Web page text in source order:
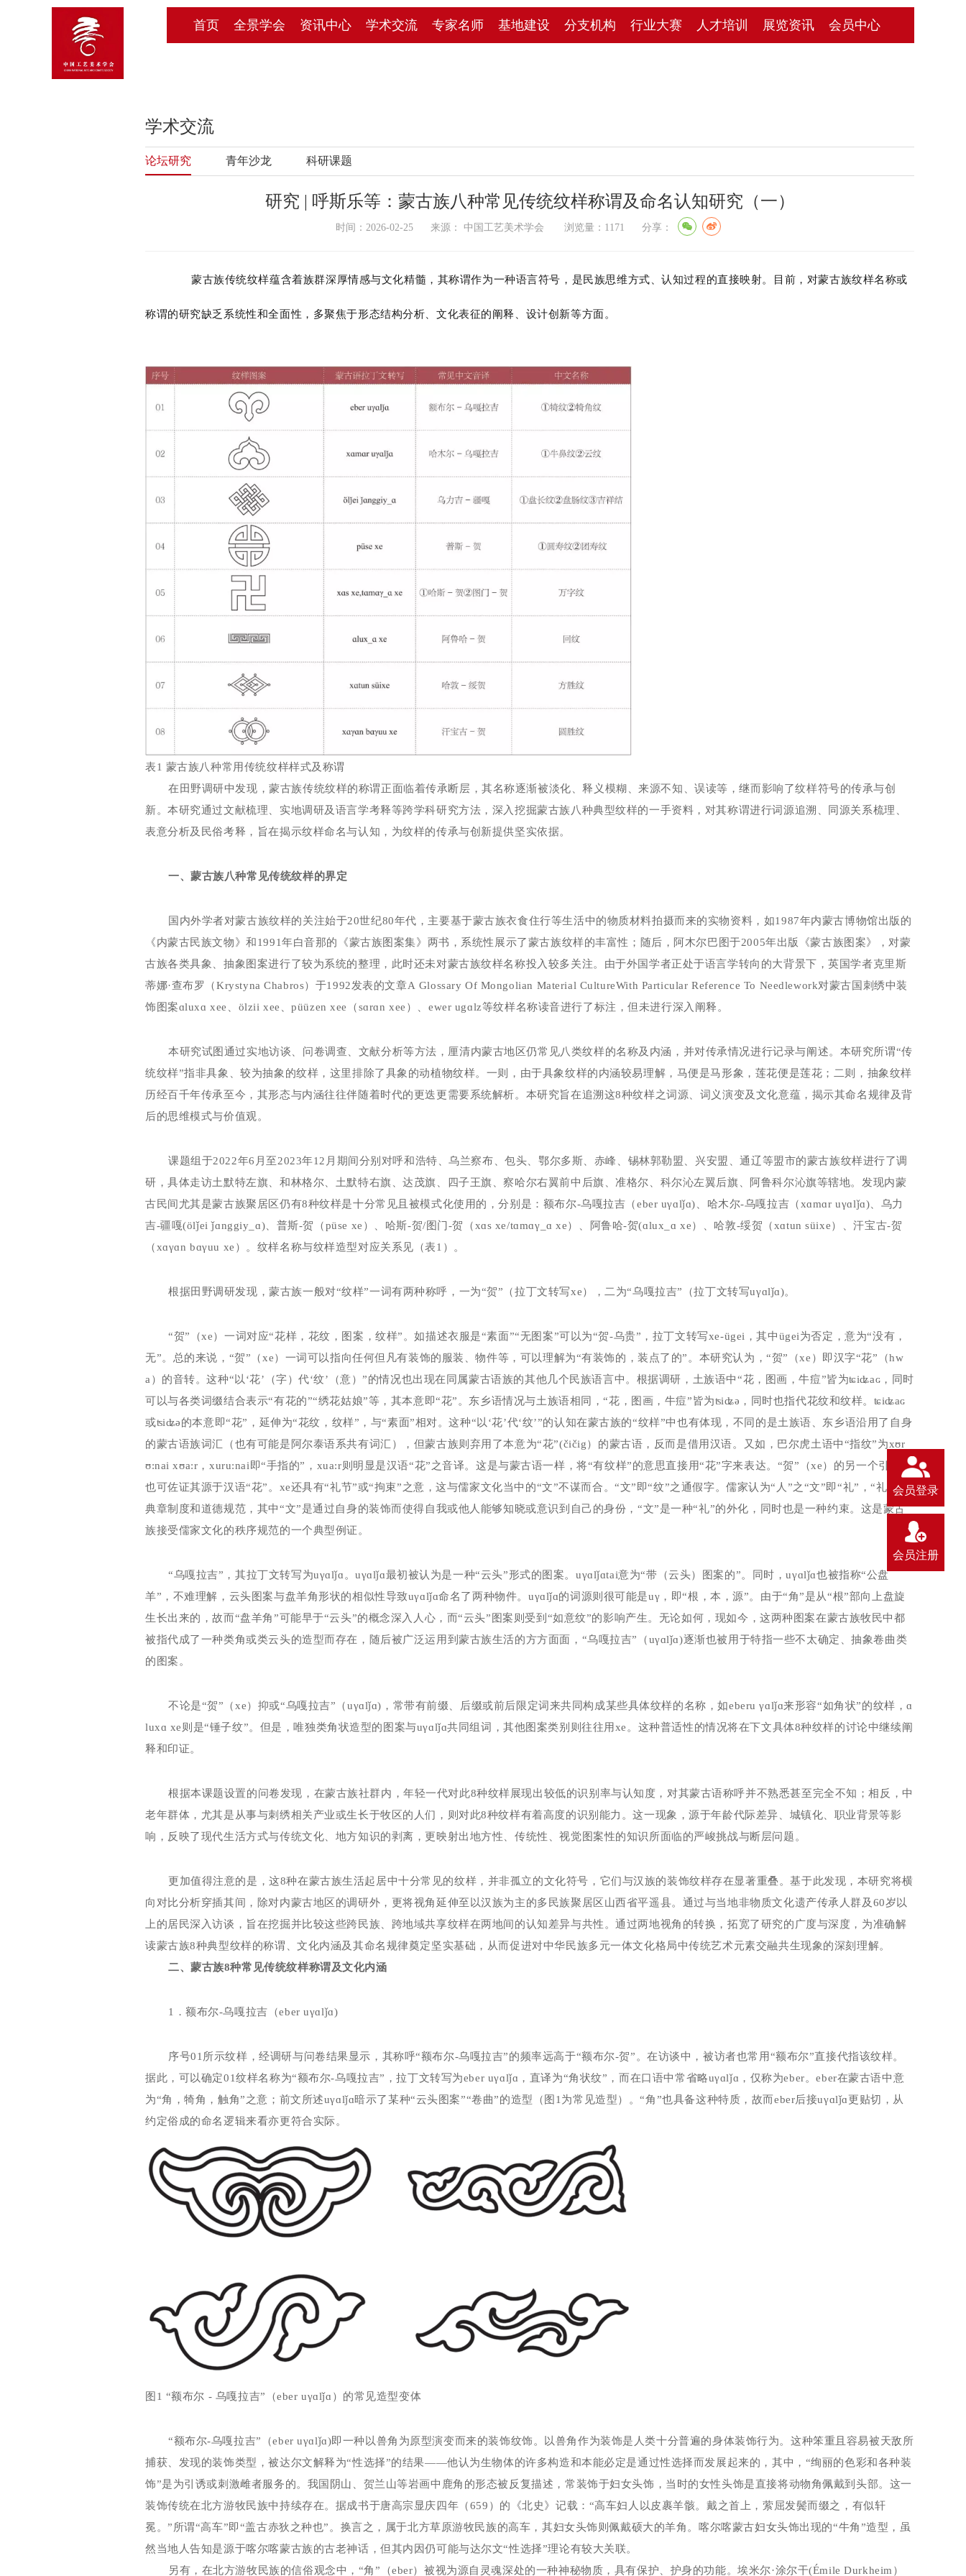
首页 全景学会 资讯中心 学术交流 专家名师 基地建设 分支机构 行业大赛 人才培训 展览资讯 会员中心
学术交流
论坛研究 青年沙龙 科研课题
研究 | 呼斯乐等：蒙古族八种常见传统纹样称谓及命名认知研究（一）
时间：2026-02-25 来源： 中国工艺美术学会 浏览量： 1171 分享：
蒙古族传统纹样蕴含着族群深厚情感与文化精髓，其称谓作为一种语言符号，是民族思维方式、认知过程的直接映射。目前，对蒙古族纹样名称或
称谓的研究缺乏系统性和全面性，多聚焦于形态结构分析、文化表征的阐释、设计创新等方面。
表1 蒙古族八种常用传统纹样样式及称谓
在田野调研中发现，蒙古族传统纹样的称谓正面临着传承断层，其名称逐渐被淡化、释义模糊、来源不知、误读等，继而影响了纹样符号的传承与创
新。本研究通过文献梳理、实地调研及语言学考释等跨学科研究方法，深入挖掘蒙古族八种典型纹样的一手资料，对其称谓进行词源追溯、同源关系梳理、
表意分析及民俗考释，旨在揭示纹样命名与认知，为纹样的传承与创新提供坚实依据。
一、蒙古族八种常见传统纹样的界定
国内外学者对蒙古族纹样的关注始于20世纪80年代，主要基于蒙古族衣食住行等生活中的物质材料拍摄而来的实物资料，如1987年内蒙古博物馆出版的
《内蒙古民族文物》和1991年白音那的《蒙古族图案集》两书，系统性展示了蒙古族纹样的丰富性；随后，阿木尔巴图于2005年出版《蒙古族图案》，对蒙
古族各类具象、抽象图案进行了较为系统的整理，此时还未对蒙古族纹样名称投入较多关注。由于外国学者正处于语言学转向的大背景下，英国学者克里斯
蒂娜·查布罗（Krystyna Chabros）于1992发表的文章A GlossaryOf Mongolian Material CultureWith ParticularReference To Needlework对蒙古国刺绣中装
饰图案ɑluxɑxee ölzii xee 、püüzenxee （sɑrɑnxee ）、ewer ugɑlz等纹样名称读音进行了标注，但未进行深入阐释。
本研究试图通过实地访谈、问卷调查、文献分析等方法，厘清内蒙古地区仍常见八类纹样的名称及内涵，并对传承情况进行记录与阐述。本研究所谓“传
统纹样”指非具象、较为抽象的纹样，这里排除了具象的动植物纹样。一则，由于具象纹样的内涵较易理解，马便是马形象，莲花便是莲花；二则，抽象纹样
历经百千年传承至今，其形态与内涵往往伴随着时代的更迭更需要系统解析。本研究旨在追溯这8种纹样之词源、词义演变及文化意蕴，揭示其命名规律及背
后的思维模式与价值观。
课题组于2022年6 月至2023年12 月期间分别对呼和浩特、乌兰察布、包头、鄂尔多斯、赤峰、锡林郭勒盟、兴安盟、通辽等盟市的蒙古族纹样进行了调
研，具体走访土默特左旗、和林格尔、土默特右旗、达茂旗、四子王旗、察哈尔右翼前中后旗、准格尔、科尔沁左翼后旗、阿鲁科尔沁旗等辖地。发现内蒙
古民间尤其是蒙古族聚居区仍有8种纹样是十分常见且被模式化使用的，分别是：额布尔-乌嘎拉吉（eber uγɑlǰɑ) 、哈木尔-乌嘎拉吉（xɑmɑr uγɑlǰɑ) 、乌力
吉-疆嘎(ölǰei ǰɑnggiy_ ɑ) 、普斯-贺（püse xe ）、哈斯-贺/ 图门 -贺（xɑs xe/tɑmɑγ _ɑ xe）、阿鲁哈-贺(ɑlux_ ɑ xe）、哈敦-绥贺（xɑtun süixe）、汗宝古-贺
（xɑγɑn bɑγuu xe ）。纹样名称与纹样造型对应关系见（表1 ）。
根据田野调研发现，蒙古族一般对“纹样”一词有两种称呼，一为“贺”（拉丁文转写xe），二为“乌嘎拉吉”（拉丁文转写uγɑlǰɑ)。
“贺”（xe）一词对应“花样，花纹，图案，纹样”。如描述衣服是“素面”“无图案”可以为“贺-乌贵”，拉丁文转写xe-ügei ，其中ügei为否定，意为“没有，
无”。总的来说，“贺”（xe）一词可以指向任何但凡有装饰的服装、物件等，可以理解为“有装饰的，装点了的”。本研究认为，“贺”（xe ）即汉字“花”（hw
a ）的音转。这种“以‘花’（字）代‘纹’（意）”的情况也出现在同属蒙古语族的其他几个民族语言中。根据调研，土族语中“花，图画，牛痘”皆为ʨiʥaɢ ，同时
可以与各类词缀结合表示“有花的”“绣花姑娘”等，其本意即“花”。东乡语情况与土族语相同，“花，图画，牛痘”皆为ʦiʥə ，同时也指代花纹和纹样。ʨiʥaɢ
或ʦiʥə的本意即“花”，延伸为“花纹，纹样”，与“素面”相对。这种“以‘花’代‘纹’”的认知在蒙古族的“纹样”中也有体现，不同的是土族语、东乡语沿用了自身
的蒙古语族词汇（也有可能是阿尔泰语系共有词汇），但蒙古族则弃用了本意为“花”(čičig）的蒙古语，反而是借用汉语。又如，巴尔虎土语中“指纹”为xʊr
ʊ:nai xʊa:r ， xuru:nai 即“手指的”， xua:r则明显是汉语“花”之音译。这是与蒙古语一样，将“有纹样”的意思直接用“花”字来表达。“贺”（xe）的另一个引申义
也可佐证其源于汉语“花”。 xe还具有“礼节”或“拘束”之意，这与儒家文化当中的“文”不谋而合。“文”即“纹”之通假字。儒家认为“人”之“文”即“礼”，“礼”是
典章制度和道德规范，其中“文”是通过自身的装饰而使得自我或他人能够知晓或意识到自己的身份，“文”是一种“礼”的外化，同时也是一种约束。这是蒙古
族接受儒家文化的秩序规范的一个典型例证。
“乌嘎拉吉”，其拉丁文转写为uγɑlǰɑ。uγɑlǰɑ最初被认为是一种“云头”形式的图案。uγɑlǰɑtai意为“带（云头）图案的”。同时，uγɑlǰɑ也被指称“公盘
羊”，不难理解，云头图案与盘羊角形状的相似性导致uγɑlǰɑ命名了两种物件。 uγɑlǰɑ的词源则很可能是uγ，即“根，本，源”。由于“角”是从“根”部向上盘旋
生长出来的，故而“盘羊角”可能早于“云头”的概念深入人心，而“云头”图案则受到“如意纹”的影响产生。无论如何，现如今，这两种图案在蒙古族牧民中都
被指代成了一种类角或类云头的造型而存在，随后被广泛运用到蒙古族生活的方方面面，“乌嘎拉吉”（uγɑlǰɑ)逐渐也被用于特指一些不太确定、抽象卷曲类
的图案。
不论是“贺”（xe）抑或“乌嘎拉吉”（uγɑlǰɑ) ，常带有前缀、后缀或前后限定词来共同构成某些具体纹样的名称，如eberuγɑlǰɑ来形容“如角状”的纹样，ɑ
luxɑ xe则是“锤子纹”。但是，唯独类角状造型的图案与uγɑlǰɑ共同组词，其他图案类别则往往用xe 。这种普适性的情况将在下文具体8种纹样的讨论中继续阐
释和印证。
根据本课题设置的问卷发现，在蒙古族社群内，年轻一代对此8种纹样展现出较低的识别率与认知度，对其蒙古语称呼并不熟悉甚至完全不知；相反，中
老年群体，尤其是从事与刺绣相关产业或生长于牧区的人们，则对此8种纹样有着高度的识别能力。这一现象，源于年龄代际差异、城镇化、职业背景等影
响，反映了现代生活方式与传统文化、地方知识的剥离，更映射出地方性、传统性、视觉图案性的知识所面临的严峻挑战与断层问题。
更加值得注意的是，这8种在蒙古族生活起居中十分常见的纹样，并非孤立的文化符号，它们与汉族的装饰纹样存在显著重叠。基于此发现，本研究将横
向对比分析穿插其间，除对内蒙古地区的调研外，更将视角延伸至以汉族为主的多民族聚居区山西省平遥县。通过与当地非物质文化遗产传承人群及 60岁以
上的居民深入访谈，旨在挖掘并比较这些跨民族、跨地域共享纹样在两地间的认知差异与共性。通过两地视角的转换，拓宽了研究的广度与深度，为准确解
读蒙古族8种典型纹样的称谓、文化内涵及其命名规律奠定坚实基础，从而促进对中华民族多元一体文化格局中传统艺术元素交融共生现象的深刻理解。
二、蒙古族8种常见传统纹样称谓及文化内涵
1 ．额布尔-乌嘎拉吉（eber uγɑlǰɑ)
序号01 所示纹样，经调研与问卷结果显示，其称呼“额布尔-乌嘎拉吉”的频率远高于“额布尔-贺”。在访谈中，被访者也常用“额布尔”直接代指该纹样。
据此，可以确定01纹样名称为“额布尔-乌嘎拉吉”，拉丁文转写为eber uγɑlǰɑ，直译为“角状纹”，而在口语中常省略uγɑlǰɑ，仅称为eber。eber在蒙古语中意
为“角，犄角，触角”之意；前文所述uγɑlǰɑ暗示了某种“云头图案”“卷曲”的造型（图 1 为常见造型）。“角”也具备这种特质，故而eber后接uγɑlǰɑ更贴切，从
约定俗成的命名逻辑来看亦更符合实际。
图1 “额布尔 - 乌嘎拉吉”（eberuγɑlǰɑ ）的常见造型变体
“额布尔-乌嘎拉吉”（eber uγɑlǰɑ)即一种以兽角为原型演变而来的装饰纹饰。以兽角作为装饰是人类十分普遍的身体装饰行为。这种笨重且容易被天敌所
捕获、发现的装饰类型，被达尔文解释为“性选择”的结果——他认为生物体的许多构造和本能必定是通过性选择而发展起来的，其中，“绚丽的色彩和各种装
饰”是为引诱或刺激雌者服务的。我国阴山、贺兰山等岩画中鹿角的形态被反复描述，常装饰于妇女头饰，当时的女性头饰是直接将动物角佩戴到头部。这一
装饰传统在北方游牧民族中持续存在。据成书于唐高宗显庆四年（659 ）的《北史》记载：“高车妇人以皮裹羊骸。戴之首上，萦屈发鬓而缀之，有似轩
冕。”所谓“高车”即“盖古赤狄之种也”。换言之，属于北方草原游牧民族的高车，其妇女头饰则佩戴硕大的羊角。喀尔喀蒙古妇女头饰出现的“牛角”造型，虽
然当地人告知是源于喀尔喀蒙古族的古老神话，但其内因仍可能与达尔文“性选择”理论有较大关联。
另有，在北方游牧民族的信俗观念中，“角”（eber）被视为源自灵魂深处的一种神秘物质，具有保护、护身的功能。埃米尔·涂尔干(Émile Durkheim）
会员登录
会员注册